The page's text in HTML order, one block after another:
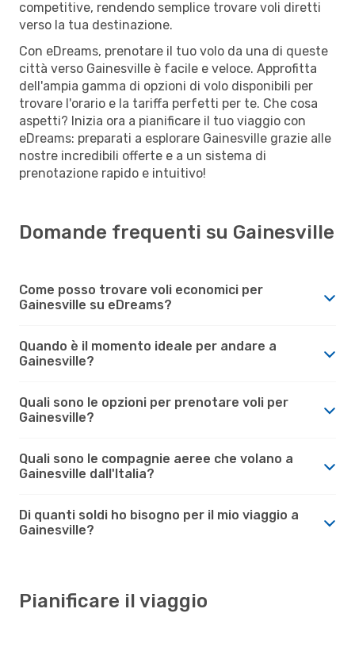
competitive, rendendo semplice trovare voli diretti
verso la tua destinazione.
Con eDreams, prenotare il tuo volo da una di queste
città verso Gainesville è facile e veloce. Approfitta
dell'ampia gamma di opzioni di volo disponibili per
trovare l'orario e la tariffa perfetti per te. Che cosa
aspetti? Inizia ora a pianificare il tuo viaggio con
eDreams: preparati a esplorare Gainesville grazie alle
nostre incredibili offerte e a un sistema di
prenotazione rapido e intuitivo!
Domande frequenti su Gainesville
Come posso trovare voli economici per
Gainesville su eDreams?
Quando è il momento ideale per andare a
Gainesville?
Quali sono le opzioni per prenotare voli per
Gainesville?
Quali sono le compagnie aeree che volano a
Gainesville dall'Italia?
Di quanti soldi ho bisogno per il mio viaggio a
Gainesville?
Pianificare il viaggio